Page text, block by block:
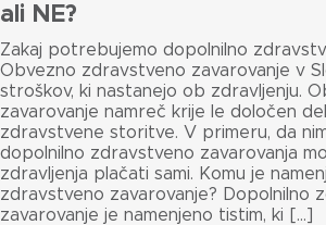
ali NE?
Zakaj potrebujemo dopolnilno
Obvezno zdravstveno zavarovanje v
stroškov, ki nastanejo ob zdravljenju.
zavarovanje namreč krije le določen
zdravstvene storitve. V primeru, da
dopolnilno zdravstveno zavarovanja
zdravljenja plačati sami. Komu je
zdravstveno zavarovanje? Dopolnilno
zavarovanje je namenjeno tistim, ki […]